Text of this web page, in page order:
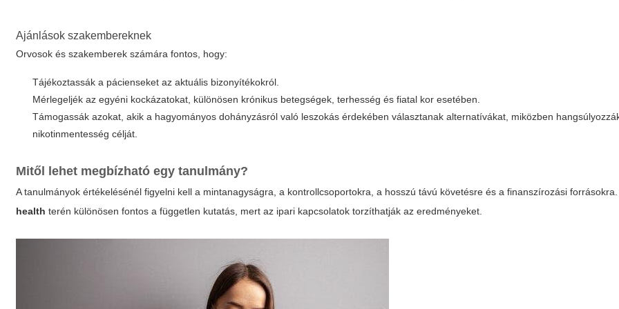
Ajánlások szakembereknek
Orvosok és szakemberek számára fontos, hogy:
Tájékoztassák a pácienseket az aktuális bizonyítékokról.
Mérlegeljék az egyéni kockázatokat, különösen krónikus betegségek, terhesség és fiatal kor esetében.
Támogassák azokat, akik a hagyományos dohányzásról való leszokás érdekében választanak alternatívákat, miközben
nikotinmentesség célját.
Mitől lehet megbízható egy tanulmány?
A tanulmányok értékelésénél figyelni kell a mintanagyságra, a kontrollcsoportokra, a hosszú távú követésre és a finanszírozási
health terén különösen fontos a független kutatás, mert az ipari kapcsolatok torzíthatják az eredményeket.